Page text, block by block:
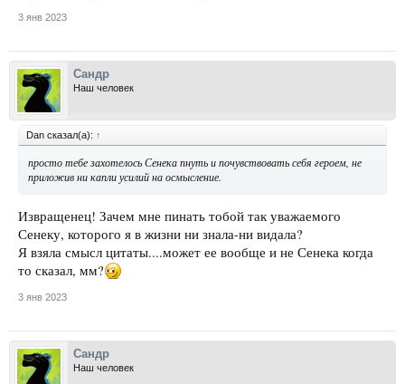
3 янв 2023
Сандр
Наш человек
Dan сказал(а): ↑
просто тебе захотелось Сенека пнуть и почувствовать себя героем, не
приложив ни капли усилий на осмысление.
Извращенец! Зачем мне пинать тобой так уважаемого
Сенеку, которого я в жизни ни знала-ни видала?
Я взяла смысл цитаты....может ее вообще и не Сенека когда
то сказал, мм?
3 янв 2023
Сандр
Наш человек